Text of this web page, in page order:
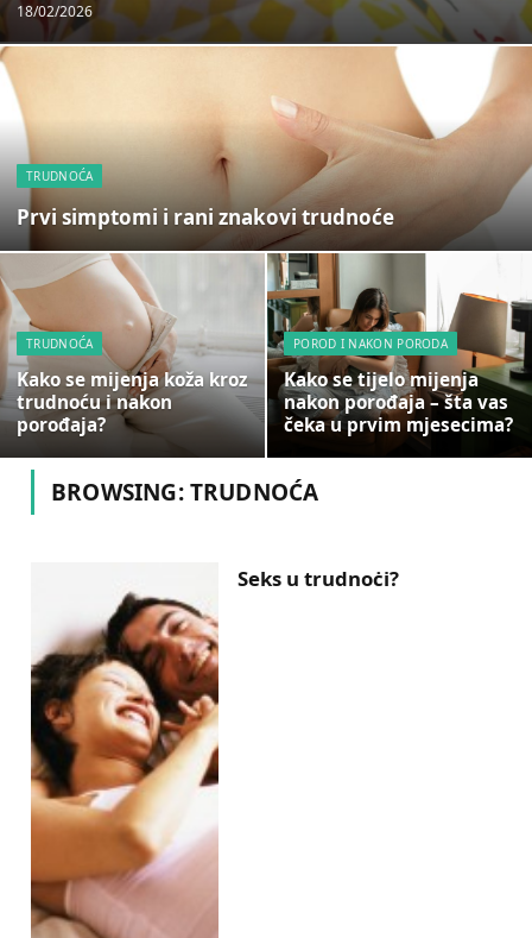
18/02/2026
TRUDNOĆA
Prvi simptomi i rani znakovi trudnoće
TRUDNOĆA
Kako se mijenja koža kroz
trudnoću i nakon
porođaja?
POROD I NAKON PORODA
Kako se tijelo mijenja
nakon porođaja – šta vas
čeka u prvim mjesecima?
BROWSING:TRUDNOĆA
Seks u trudnoċi?